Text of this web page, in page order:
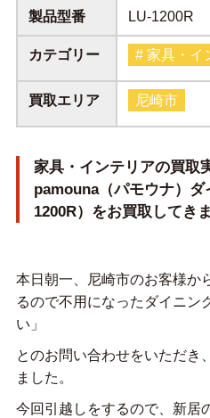
製品型番 LU-1200R
カテゴリー # 家具・イ
買取エリア 尼崎市
家具・インテリアの買取
pamouna（パモウナ）
1200R）をお買取してきま
本日朝一、尼崎市のお客様か
るので不用になったダイニン
い」
とのお問い合わせをいただき
ました。
今回引越しをするので、新居